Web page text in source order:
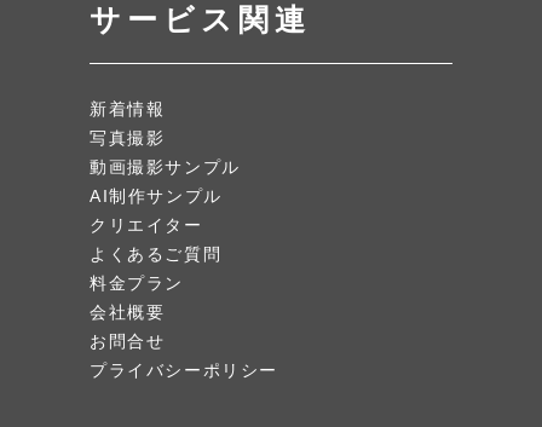
サービス関連
新着情報
写真撮影
動画撮影サンプル
AI制作サンプル
クリエイター
よくあるご質問
料金プラン
会社概要
お問合せ
プライバシーポリシー